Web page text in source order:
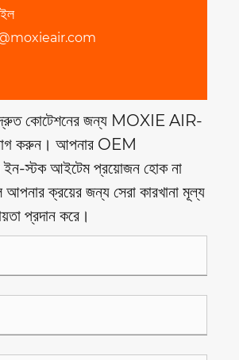
দ্রুত কোটেশনের জন্য MOXIE AIR-
করুন। আপনার OEM
ইন-স্টক আইটেম প্রয়োজন হোক না
ক্রয়ের জন্য সেরা কারখানা মূল্য
প্রদান করে।